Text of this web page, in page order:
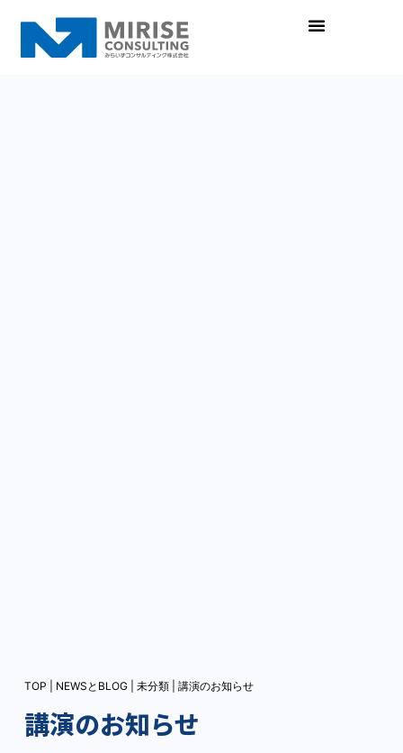
TOP NEWSとBLOG 未分類 講演のお知らせ
講演のお知らせ